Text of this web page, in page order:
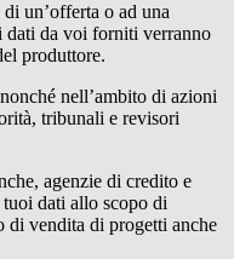
un’offerta o ad una
dati da voi forniti verranno
produttore.
nell’ambito di azioni
tribunali e revisori
agenzie di credito e
dati allo scopo di
di vendita di progetti anche